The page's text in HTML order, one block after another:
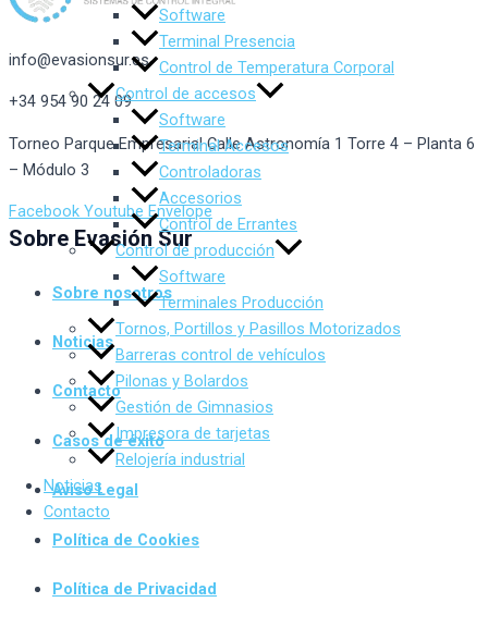
Software
Terminal Presencia
Control de Temperatura Corporal
Control de accesos
Software
Terminal Accesos
Controladoras
Accesorios
Control de Errantes
Control de producción
Software
Terminales Producción
Tornos, Portillos y Pasillos Motorizados
Barreras control de vehículos
Pilonas y Bolardos
Gestión de Gimnasios
Impresora de tarjetas
Relojería industrial
Noticias
Contacto
info@evasionsur.es
+34 954 90 24 09
Torneo Parque Empresarial Calle Astronomía 1 Torre 4 – Planta 6
– Módulo 3
Facebook Youtube Envelope
Sobre Evasión Sur
Sobre nosotros
Noticias
Contacto
Casos de éxito
Aviso Legal
Política de Cookies
Política de Privacidad